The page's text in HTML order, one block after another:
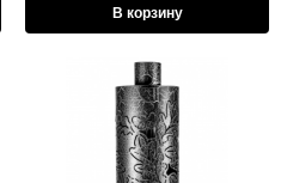
В корзину